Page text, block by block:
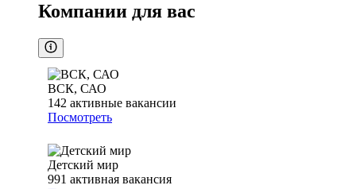
Компании для вас
ВСК, САО
142 активные вакансии
Посмотреть
Детский мир
991 активная вакансия